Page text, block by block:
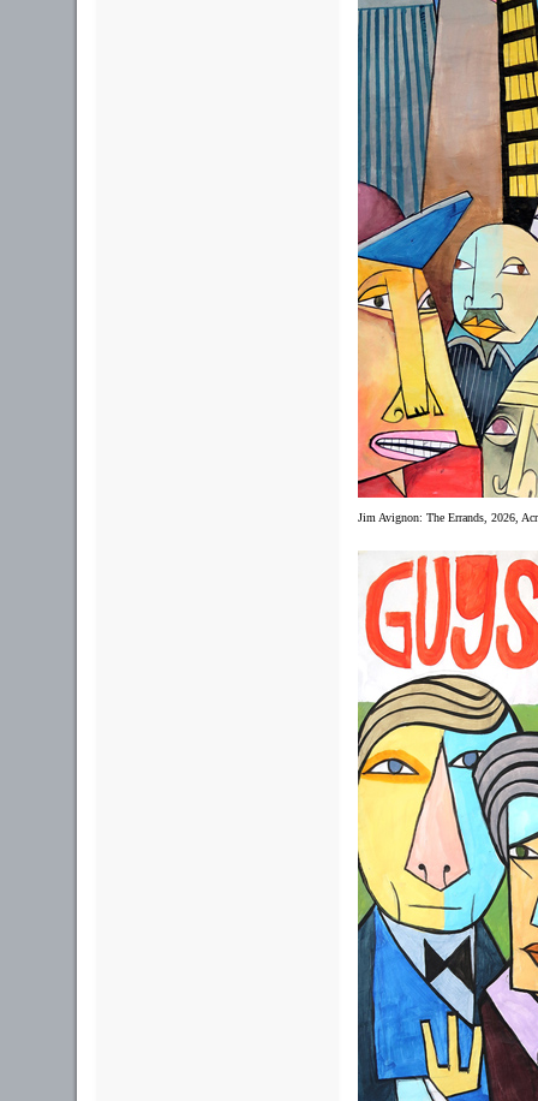
Jim Avignon: The Errands, 2026,